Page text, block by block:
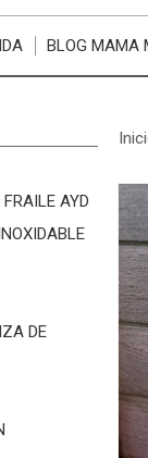
BLOG MAMA
AYD
DE